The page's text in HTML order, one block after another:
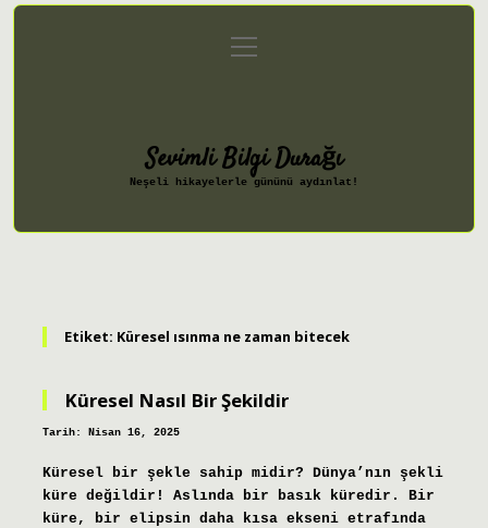
Gizlilik Politikası
menüyü
aç
Sevimli Bilgi Durağı
Neşeli hikayelerle gününü aydınlat!
Etiket: Küresel ısınma ne zaman bitecek
Küresel Nasıl Bir Şekildir
Tarih: Nisan 16, 2025
Küresel bir şekle sahip midir? Dünya’nın şekli
küre değildir! Aslında bir basık küredir. Bir
küre, bir elipsin daha kısa ekseni etrafında